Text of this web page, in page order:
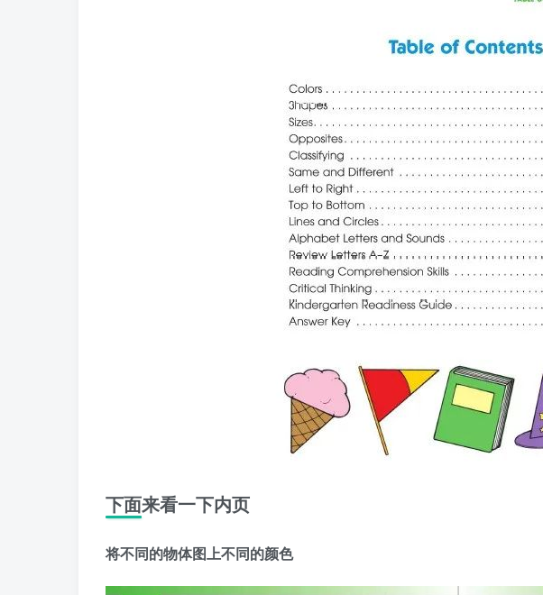
下面来看一下内页
将不同的物体图上不同的颜色